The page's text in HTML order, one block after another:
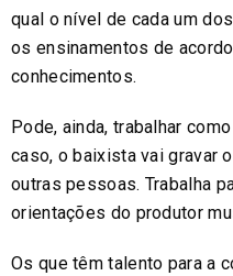
qual o nível de cada um
os ensinamentos de
conhecimentos.
Pode, ainda, trabalhar
caso, o baixista vai gravar
outras pessoas. Trabalha
orientações do produtor
Os que têm talento para a